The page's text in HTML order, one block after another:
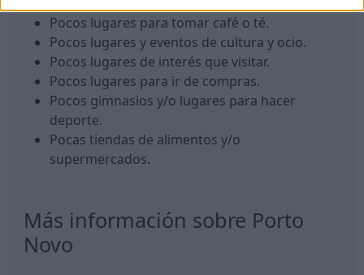
Pocos lugares para tomar café o té.
Pocos lugares y eventos de cultura y ocio.
Pocos lugares de interés que visitar.
Pocos lugares para ir de compras.
Pocos gimnasios y/o lugares para hacer
deporte.
Pocas tiendas de alimentos y/o
supermercados.
Más información sobre Porto
Novo